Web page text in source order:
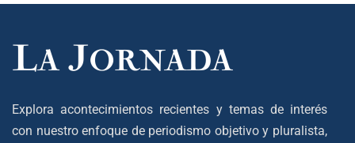
Explora acontecimientos recientes y temas de interés
con nuestro enfoque de periodismo objetivo y pluralista,